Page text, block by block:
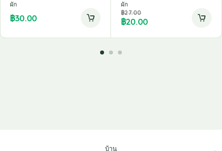
ผัก
฿30.00
ผัก
฿27.00
฿20.00
บ้าน